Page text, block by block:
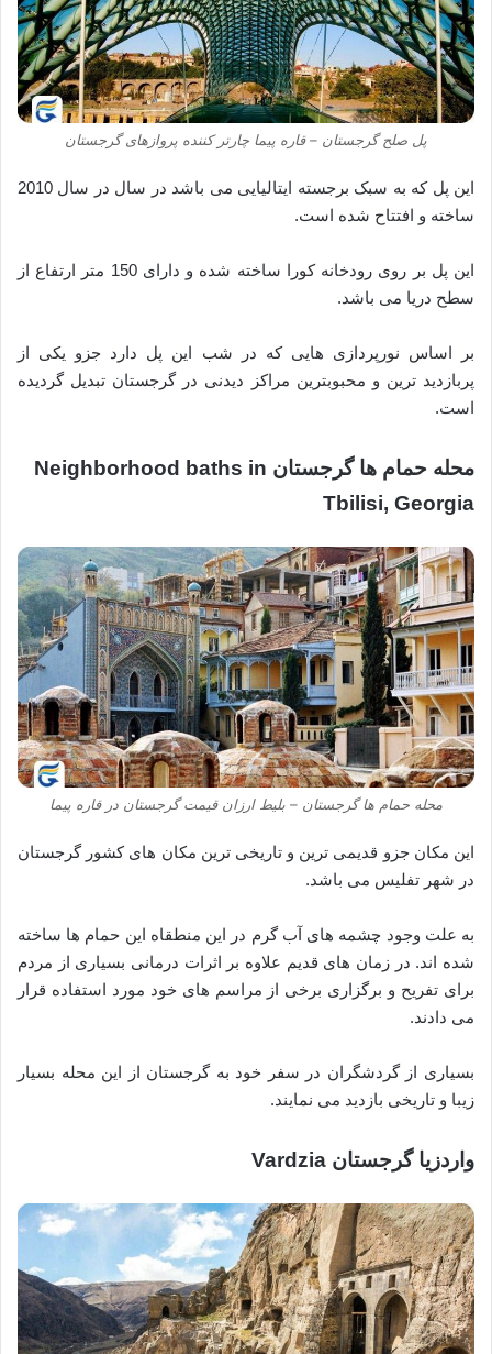
پل صلح گرجستان – قاره پیما چارتر کننده پروازهای گرجستان
این پل که به سبک برجسته ایتالیایی می باشد در سال در سال 2010
ساخته و افتتاح شده است.
این پل بر روی رودخانه کورا ساخته شده و دارای 150 متر ارتفاع از
سطح دریا می باشد.
بر اساس نورپردازی هایی که در شب این پل دارد جزو یکی از
پربازدید ترین و محبوبترین مراکز دیدنی در گرجستان تبدیل گردیده
است.
محله حمام ها گرجستان Neighborhood baths in
Tbilisi, Georgia
محله حمام ها گرجستان – بلیط ارزان قیمت گرجستان در قاره پیما
این مکان جزو قدیمی ترین و تاریخی ترین مکان های کشور گرجستان
در شهر تفلیس می باشد.
به علت وجود چشمه های آب گرم در این منطقاه این حمام ها ساخته
شده اند. در زمان های قدیم علاوه بر اثرات درمانی بسیاری از مردم
برای تفریح و برگزاری برخی از مراسم های خود مورد استفاده قرار
می دادند.
بسیاری از گردشگران در سفر خود به گرجستان از این محله بسیار
زیبا و تاریخی بازدید می نمایند.
واردزیا گرجستان Vardzia